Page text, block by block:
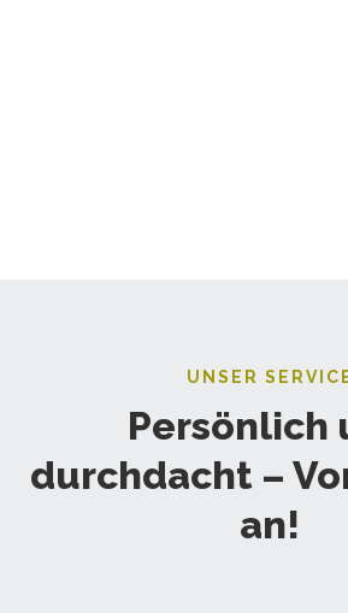
UNSER
Persönlich
durchdacht –
an!